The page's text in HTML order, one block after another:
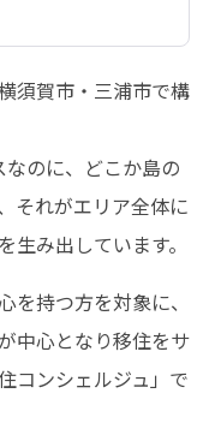
須賀市・三浦市で構
のに、どこか島の
それがエリア全体に
み出しています。
を持つ方を対象に、
中心となり移住をサ
コンシェルジュ」で